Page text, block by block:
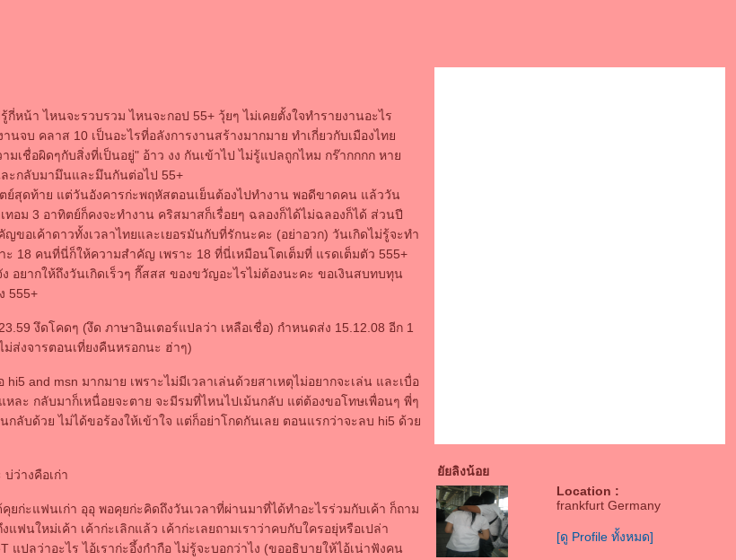
น้า ไหนจะรวบรวม ไหนจะกอป 55+ วุ้ยๆ ไม่เคยตั้งใจทำรายงานอะไร
นจบ คลาส 10 เป็นอะไรที่อลังการงานสร้างมากมาย ทำเกี่ยวกับเมืองไท
มเชื่อผิดๆกับสิ่งที่เป็นอยู่" อ้าว งง กันเข้าไป ไม่รู้แปลถูกไหม กร๊ากกกก หา
ะกลับมามึนและมึนกันต่อไป 55+
ย์สุดท้าย แต่วันอังคารก่ะพฤหัสตอนเย็นต้องไปทำงาน พอดีขาดคน แล้ววัน
ทอม 3 อาทิตย์ก็คงจะทำงาน คริสมาสก็เรื่อยๆ ฉลองก็ได้ไม่ฉลองก็ได้ ส่วนปี
อเค้าดาวทั้งเวลาไทยและเยอรมันกับที่รักนะคะ (อย่าอวก) วันเกิดไม่รู้จะทำ
ะ 18 คนที่นี่ก็ให้ความสำคัญ เพราะ 18 ที่นี่เหมือนโตเต็มที่ แรดเต็มตัว 555+
ง อยากให้ถึงวันเกิดเร็วๆ กี๊สสส ของขวัญอะไรไม่ต้องนะคะ ขอเงินสบทบทุน
555+
งึดโคดๆ (งึด ภาษาอินเตอร์แปลว่า เหลือเชื่อ) กำหนดส่ง 15.12.08 อีก 1
ส่งจารตอนเที่ยงคืนหรอกนะ ฮ่าๆ)
hi5 and msn มากมาย เพราะไม่มีเวลาเล่นด้วยสาเหตุไม่อยากจะเล่น และเบื่อ
ละ กลับมาก็เหนื่อยจะตาย จะมีรมที่ไหนไปเม้นกลับ แต่ต้องขอโทษเพื่อนๆ พี่ๆ
กลับด้วย ไม่ได้ขอร้องให้เข้าใจ แต่ก็อย่าโกดกันเลย ตอนแรกว่าจะลบ hi5 ด้ว
ว่างคือเก่า
ยก่ะแฟนเก่า อุอุ พอคุยก่ะคิดถึงวันเวลาที่ผ่านมาที่ได้ทำอะไรร่วมกับเค้า ก็ถาม
ฟนใหม่เค้า เค้าก่ะเลิกแล้ว เค้าก่ะเลยถามเราว่าคบกับใครอยุ่หรือเปล่า
แปลว่าอะไร ไอ้เราก่ะอึ้งกำกือ ไม่รู้จะบอกว่าไง (ขออธิบายให้ไอ้เน่าฟังคน
ัยลิงน้อ
Location :
frankfurt Germany
[ดู Profile ทั้งหมด]